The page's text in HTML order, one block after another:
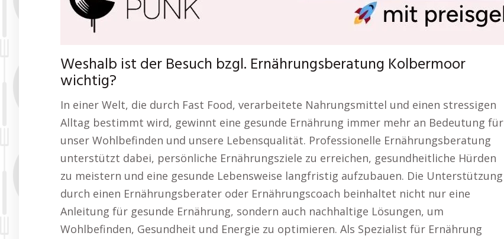
Weshalb ist der Besuch bzgl. Ernährungsberatung Kolbermoor
wichtig?
In einer Welt, die durch Fast Food, verarbeitete Nahrungsmittel und einen stressigen
Alltag bestimmt wird, gewinnt eine gesunde Ernährung immer mehr an Bedeutung für
unser Wohlbefinden und unsere Lebensqualität. Professionelle Ernährungsberatung
unterstützt dabei, persönliche Ernährungsziele zu erreichen, gesundheitliche Hürden
zu meistern und eine gesunde Lebensweise langfristig aufzubauen. Die Unterstützung
durch einen Ernährungsberater oder Ernährungscoach beinhaltet nicht nur eine
Anleitung für gesunde Ernährung, sondern auch nachhaltige Lösungen, um
Wohlbefinden, Gesundheit und Energie zu optimieren. Als Spezialist für Ernährung